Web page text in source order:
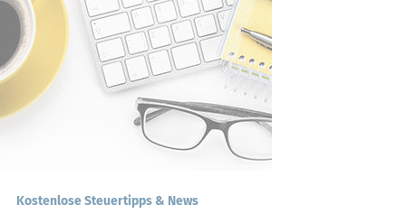
Kostenlose Steuertipps & News